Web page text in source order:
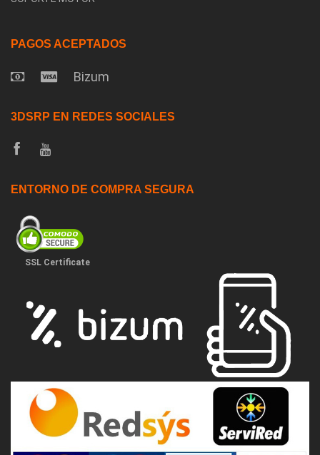
PAGOS ACEPTADOS
Bizum
3DSRP EN REDES SOCIALES
ENTORNO DE COMPRA SEGURA
SSL Certificate